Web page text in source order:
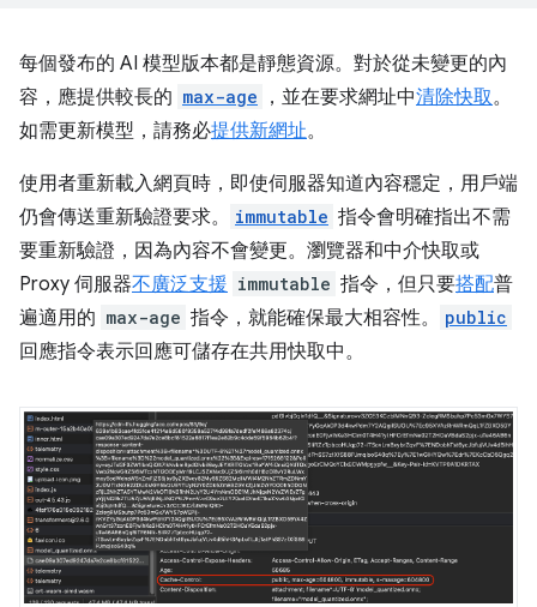
每個發布的 AI 模型版本都是靜態資源。對於從未變更的內
容，應提供較長的 max-age ，並在要求網址中清除快取。
如需更新模型，請務必提供新網址。
使用者重新載入網頁時，即使伺服器知道內容穩定，用戶端
仍會傳送重新驗證要求。
immutable 指令會明確指出不需
要重新驗證，因為內容不會變更。瀏覽器和中介快取或
Proxy 伺服器不廣泛支援 immutable 指令，但只要搭配普
遍適用的 max-age 指令，就能確保最大相容性。 public
回應指令表示回應可儲存在共用快取中。